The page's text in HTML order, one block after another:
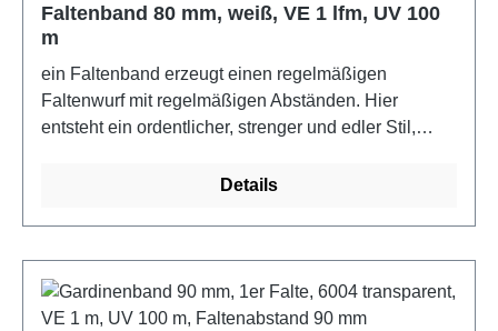
Faltenband 80 mm, weiß, VE 1 lfm, UV 100
m
ein Faltenband erzeugt einen regelmäßigen
Faltenwurf mit regelmäßigen Abständen. Hier
entsteht ein ordentlicher, strenger und edler Stil,
sein kann. 100% PolyesterFarbe: weiß
Details